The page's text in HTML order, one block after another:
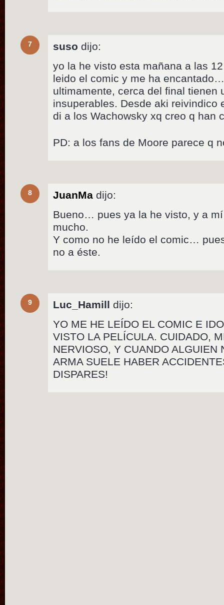
7 suso dijo:
yo la he visto esta mañana a las
leido el comic y me ha
ultimamente, cerca del final tienen
insuperables. Desde aki reivindico
di a los Wachowsky xq creo q han
PD: a los fans de Moore parece q
8 JuanMa dijo:
Bueno… pues ya la he visto, y a
mucho.
Y como no he leído el comic…
no a éste.
9 Luc_Hamill dijo:
YO ME HE LEÍDO EL COMIC E
VISTO LA PELÍCULA. CUIDADO,
NERVIOSO, Y CUANDO ALGUIEN
ARMA SUELE HABER
DISPARES!